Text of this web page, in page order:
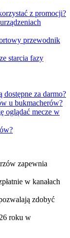
z promocji?
przewodnik
starcia fazy
za darmo?
u bukmacherów?
oglądać mecze w
zapewnia
w kanałach
zdobyć
roku w